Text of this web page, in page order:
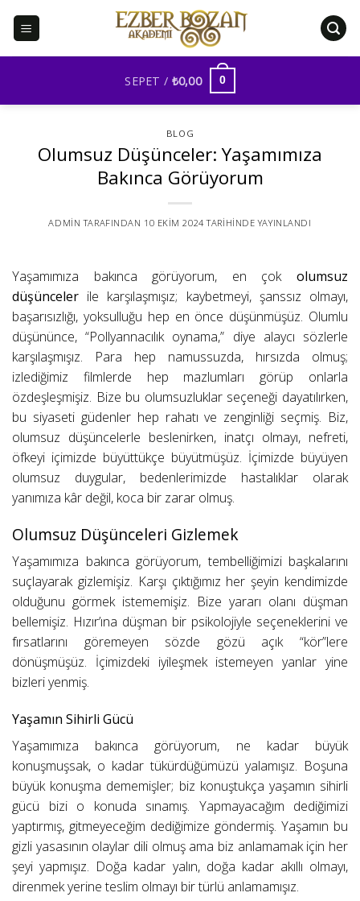
SEPET / ₺0,00 0
BLOG
Olumsuz Düşünceler: Yaşamımıza
Bakınca Görüyorum
ADMIN TARAFINDAN 10 EKIM 2024 TARIHINDE YAYINLANDI
Yaşamımıza bakınca görüyorum, en çok olumsuz
düşünceler ile karşılaşmışız; kaybetmeyi, şanssız olmayı,
başarısızlığı, yoksulluğu hep en önce düşünmüşüz. Olumlu
düşününce, “Pollyannacılık oynama,” diye alaycı sözlerle
karşılaşmışız. Para hep namussuzda, hırsızda olmuş;
izlediğimiz filmlerde hep mazlumları görüp onlarla
özdeşleşmişiz. Bize bu olumsuzluklar seçeneği dayatılırken,
bu siyaseti güdenler hep rahatı ve zenginliği seçmiş. Biz,
olumsuz düşüncelerle beslenirken, inatçı olmayı, nefreti,
öfkeyi içimizde büyüttükçe büyütmüşüz. İçimizde büyüyen
olumsuz duygular, bedenlerimizde hastalıklar olarak
yanımıza kâr değil, koca bir zarar olmuş.
Olumsuz Düşünceleri Gizlemek
Yaşamımıza bakınca görüyorum, tembelliğimizi başkalarını
suçlayarak gizlemişiz. Karşı çıktığımız her şeyin kendimizde
olduğunu görmek istememişiz. Bize yararı olanı düşman
bellemişiz. Hızır’ına düşman bir psikolojiyle seçeneklerini ve
fırsatlarını göremeyen sözde gözü açık “kör”lere
dönüşmüşüz. İçimizdeki iyileşmek istemeyen yanlar yine
bizleri yenmiş.
Yaşamın Sihirli Gücü
Yaşamımıza bakınca görüyorum, ne kadar büyük
konuşmuşsak, o kadar tükürdüğümüzü yalamışız. Boşuna
büyük konuşma dememişler; biz konuştukça yaşamın sihirli
gücü bizi o konuda sınamış. Yapmayacağım dediğimizi
yaptırmış, gitmeyeceğim dediğimize göndermiş. Yaşamın bu
gizli yasasının olaylar dili olmuş ama biz anlamamak için her
şeyi yapmışız. Doğa kadar yalın, doğa kadar akıllı olmayı,
direnmek yerine teslim olmayı bir türlü anlamamışız.